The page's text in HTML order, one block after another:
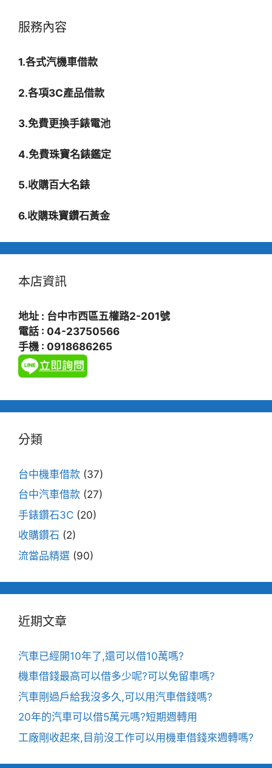
服務內容
1.各式汽機車借款
2.各項3C產品借款
3.免費更換手錶電池
4.免費珠寶名錶鑑定
5.收購百大名錶
6.收購珠寶鑽石黃金
本店資訊
地址 : 台中市西區五權路2-201號
電話 : 04-23750566
手機 : 0918686265
分類
台中機車借款 (37)
台中汽車借款 (27)
手錶鑽石3C (20)
收購鑽石 (2)
流當品精選 (90)
近期文章
汽車已經開10年了,還可以借10萬嗎?
機車借錢最高可以借多少呢?可以免留車嗎?
汽車剛過戶給我沒多久,可以用汽車借錢嗎?
20年的汽車可以借5萬元嗎?短期週轉用
工廠剛收起來,目前沒工作可以用機車借錢來週轉嗎?